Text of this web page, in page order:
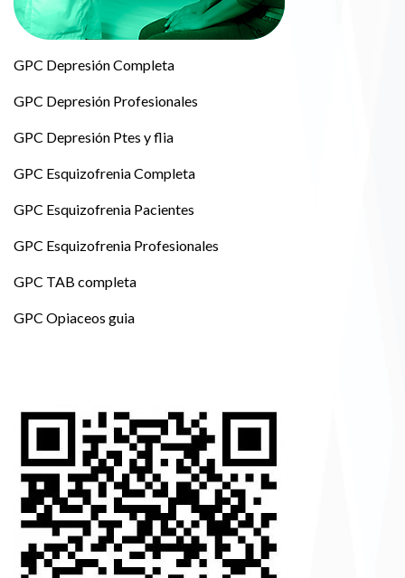
GPC Depresión Completa
GPC Depresión Profesionales
GPC Depresión Ptes y flia
GPC Esquizofrenia Completa
GPC Esquizofrenia Pacientes
GPC Esquizofrenia Profesionales
GPC TAB completa
GPC Opiaceos guia